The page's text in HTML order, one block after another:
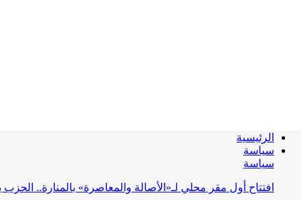
الرئيسية
سياسة
سياسة
افتتاح أول مقر محلي لـ«الأصالة والمعاصرة» بالمنارة..